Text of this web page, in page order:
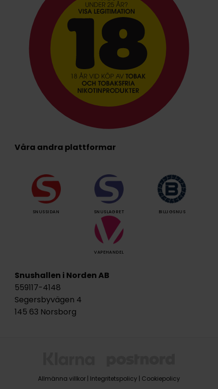
Våra andra plattformar
SNUSSIDAN SNUSLAGRET BILLIGSNUS
VAPEHANDEL
Snushallen i Norden AB
559117-4148
Segersbyvägen 4
145 63 Norsborg
Allmänna villkor | Integritetspolicy | Cookiepolicy